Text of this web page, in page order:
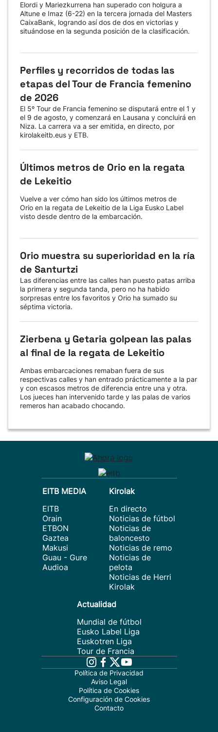
Elordi y Mariezkurrena han superado con holgura a
Altune e Imaz (6-22) en la tercera jornada del Masters
CaixaBank, logrando así dos de dos en victorias y
situándose en la segunda posición de la clasificación.
Perfiles y recorridos de todas las
etapas del Tour de Francia femenino
de 2026
El 5º Tour de Francia femenino se disputará entre el 1 y
el 9 de agosto, y comenzará en Lausana y concluirá en
Niza. La carrera va a ser emitida, en directo, por
kirolakeitb.eus y ETB.
Últimos metros de Orio en la regata
de Lekeitio
Vuelve a ver cómo han sido los últimos metros de
Orio en la regata de Lekeitio de la Liga Eusko Label
visto desde dentro de la embarcación.
Orio muestra su superioridad en la ría
de Santurtzi
Las diferencias entre las calles han puesto patas arriba
la primera y segunda tanda, pero no ha habido
sorpresas entre los favoritos y Orio ha sumado su
séptima victoria.
Zierbena y Getaria golpean las palas
al final de la regata de Lekeitio
Ambas embarcaciones remaban fuera de sus
respectivas calles y han entrado prácticamente a la par
y con escasos metros de diferencia entre una y otra.
Los jueces han intervenido tarde y las palas de varios
remeros han acabado chocando.
EITB MEDIA
EITB
Orain
ETBON
Gaztea
Makusi
Guau - Gure
Audioa
Kirolak
En directo
Noticias de fútbol
Noticias de
baloncesto
Noticias de remo
Noticias de
pelota
Noticias de Herri
Kirolak
Actualidad
Mundial de fútbol
Eusko Label Liga
Euskotren Liga
Tour de Francia
Política de Privacidad
Aviso Legal
Política de Cookies
Configuración de Cookies
Contacto